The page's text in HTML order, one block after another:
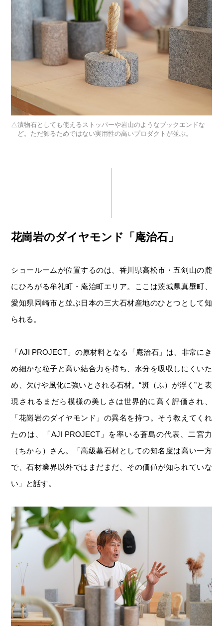
漬物石としても使えるストッパーや岩山のようなブックエンドな
ど。ただ飾るためではない実用性の高いプロダクトが並ぶ。
花崗岩のダイヤモンド「庵治石」
ショールームが位置するのは、香川県高松市・五剣山の麓
にひろがる牟礼町・庵治町エリア。ここは茨城県真壁町、
愛知県岡崎市と並ぶ日本の三大石材産地のひとつとして知
られる。
「AJI PROJECT」の原材料となる「庵治石」は、非常にき
め細かな粒子と高い結合力を持ち、水分を吸収しにくいた
め、欠けや風化に強いとされる石材。“斑（ふ）が浮く”と表
現されるまだら模様の美しさは世界的に高く評価され、
「花崗岩のダイヤモンド」の異名を持つ。そう教えてくれ
たのは、「AJI PROJECT」を率いる蒼島の代表、二宮力
（ちから）さん。「高級墓石材としての知名度は高い一方
で、石材業界以外ではまだまだ、その価値が知られていな
い」と話す。